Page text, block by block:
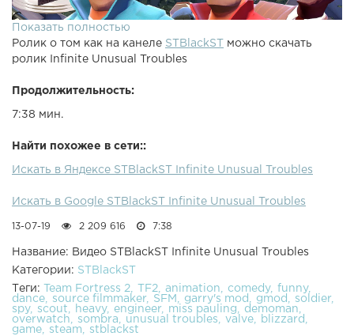
Показать полностью
Ролик о том как на канеле STBlackST
можно скачать
ролик Infinite Unusual Troubles
Продолжительность:
7:38 мин.
Найти похожее в сети::
Искать в Яндексе STBlackST Infinite Unusual Troubles
Искать в Google STBlackST Infinite Unusual Troubles
13-07-19 2 209 616 7:38
Название: Видео STBlackST Infinite Unusual Troubles
Категории: STBlackST
Теги:
Team Fortress 2 TF2 animation comedy
funny
dance
source filmmaker SFM garry's mod gmod
soldier
spy
scout heavy engineer miss pauling
demoman
overwatch
sombra unusual troubles valve
blizzard
game
steam stblackst